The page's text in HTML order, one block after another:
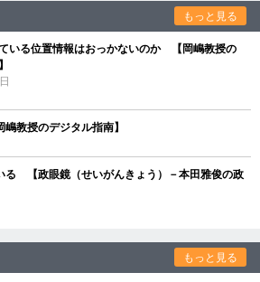
もっと見る
いる位置情報はおっかないのか 【岡嶋教授の
教授のデジタル指南】
る 【政眼鏡（せいがんきょう）－本田雅俊の政
もっと見る